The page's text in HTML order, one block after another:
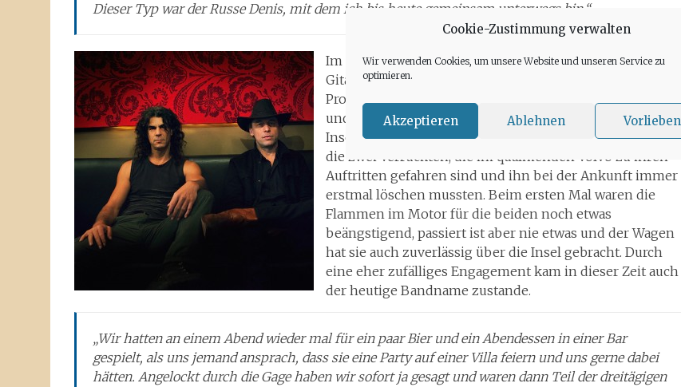
Cookie-Zustimmung verwalten
Wir verwenden Cookies, um unsere Website und unseren Service zu
optimieren.
Akzeptieren Ablehnen Vorlieben
Dieser Typ war der Russe Denis, mit dem ich bis heute gemeinsam unterwegs bin.“
Im Doppelpack ging es für Barish und Denis mit ihren
Gitarren im Gepäck dann vom Strand zuerst an die
Promenade von Santa Eularia, von dort in eine der Bars
und dann zu regelmäßigen Gastspielen auf der ganzen
Insel. Sicher erinnern sich einige der Ibizenker noch an
die zwei Verrückten, die im qualmenden Volvo zu ihren
Auftritten gefahren sind und ihn bei der Ankunft immer
erstmal löschen mussten. Beim ersten Mal waren die
Flammen im Motor für die beiden noch etwas
beängstigend, passiert ist aber nie etwas und der Wagen
hat sie auch zuverlässig über die Insel gebracht. Durch
eine eher zufälliges Engagement kam in dieser Zeit auch
der heutige Bandname zustande.
„Wir hatten an einem Abend wieder mal für ein paar Bier und ein Abendessen in einer Bar
gespielt, als uns jemand ansprach, dass sie eine Party auf einer Villa feiern und uns gerne dabei
hätten. Angelockt durch die Gage haben wir sofort ja gesagt und waren dann Teil der dreitägigen